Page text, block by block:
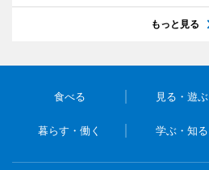
もっと見る
食べる 見る・遊ぶ
暮らす・働く 学ぶ・知る